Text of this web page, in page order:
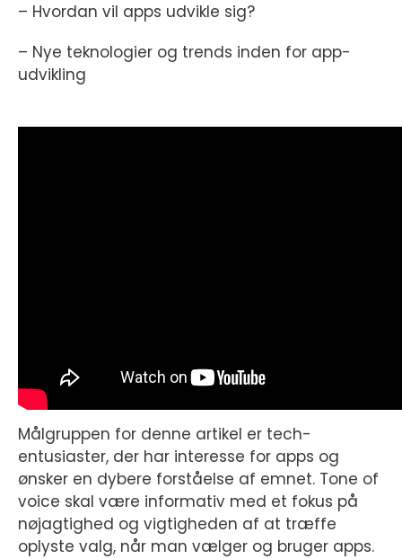
– Hvordan vil apps udvikle sig?
– Nye teknologier og trends inden for app-
udvikling
Målgruppen for denne artikel er tech-
entusiaster, der har interesse for apps og
ønsker en dybere forståelse af emnet. Tone of
voice skal være informativ med et fokus på
nøjagtighed og vigtigheden af at træffe
oplyste valg, når man vælger og bruger apps.